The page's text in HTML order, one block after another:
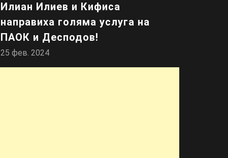
Илиан Илиев и Кифиса
направиха голяма услуга на
ПАОК и Десподов!
25 фев. 2024